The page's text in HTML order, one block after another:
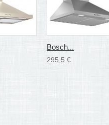
Bosch...
295,5 €